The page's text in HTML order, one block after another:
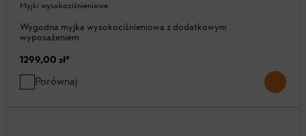
Myjki wysokociśnieniowe
Wygodna myjka wysokociśnieniowa z dodatkowym
wyposażeniem
1299,00 zł*
Porównaj